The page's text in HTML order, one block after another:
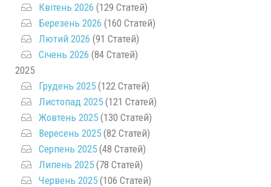
Квітень 2026 (129 Статей)
Березень 2026 (160 Статей)
Лютий 2026 (91 Статей)
Січень 2026 (84 Статей)
2025
Грудень 2025 (122 Статей)
Листопад 2025 (121 Статей)
Жовтень 2025 (130 Статей)
Вересень 2025 (82 Статей)
Серпень 2025 (48 Статей)
Липень 2025 (78 Статей)
Червень 2025 (106 Статей)